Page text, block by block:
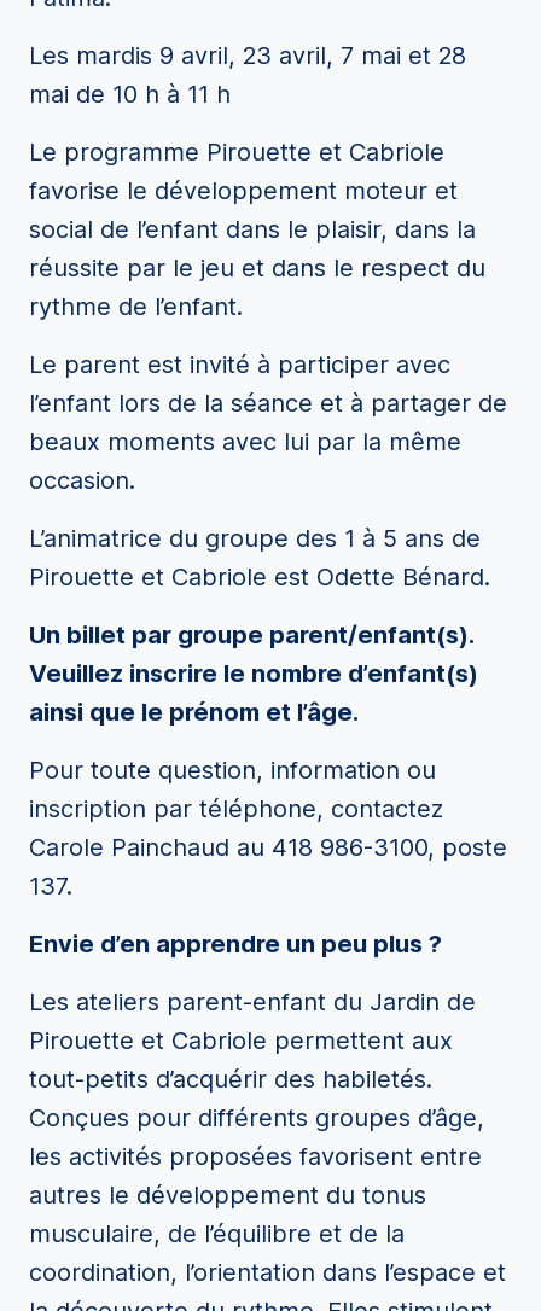
Les mardis 9 avril, 23 avril, 7 mai et 28
mai de 10 h à 11 h
Le programme Pirouette et Cabriole
favorise le développement moteur et
social de l’enfant dans le plaisir, dans la
réussite par le jeu et dans le respect du
rythme de l’enfant.
Le parent est invité à participer avec
l’enfant lors de la séance et à partager de
beaux moments avec lui par la même
occasion.
L’animatrice du groupe des 1 à 5 ans de
Pirouette et Cabriole est Odette Bénard.
Un billet par groupe parent/enfant(s).
Veuillez inscrire le nombre d’enfant(s)
ainsi que le prénom et l’âge.
Pour toute question, information ou
inscription par téléphone, contactez
Carole Painchaud au 418 986-3100, poste
137.
Envie d’en apprendre un peu plus ?
Les ateliers parent-enfant du Jardin de
Pirouette et Cabriole permettent aux
tout-petits d’acquérir des habiletés.
Conçues pour différents groupes d’âge,
les activités proposées favorisent entre
autres le développement du tonus
musculaire, de l’équilibre et de la
coordination, l’orientation dans l’espace et